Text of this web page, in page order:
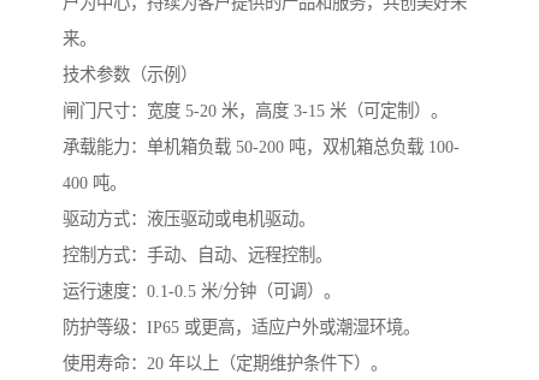
来。
技术参数（示例）
闸门尺寸：宽度 5-20 米，高度 3-15 米（可定制）。
承载能力：单机箱负载 50-200 吨，双机箱总负载 100-
400 吨。
驱动方式：液压驱动或电机驱动。
控制方式：手动、自动、远程控制。
运行速度：0.1-0.5 米/分钟（可调）。
防护等级：IP65 或更高，适应户外或潮湿环境。
使用寿命：20 年以上（定期维护条件下）。